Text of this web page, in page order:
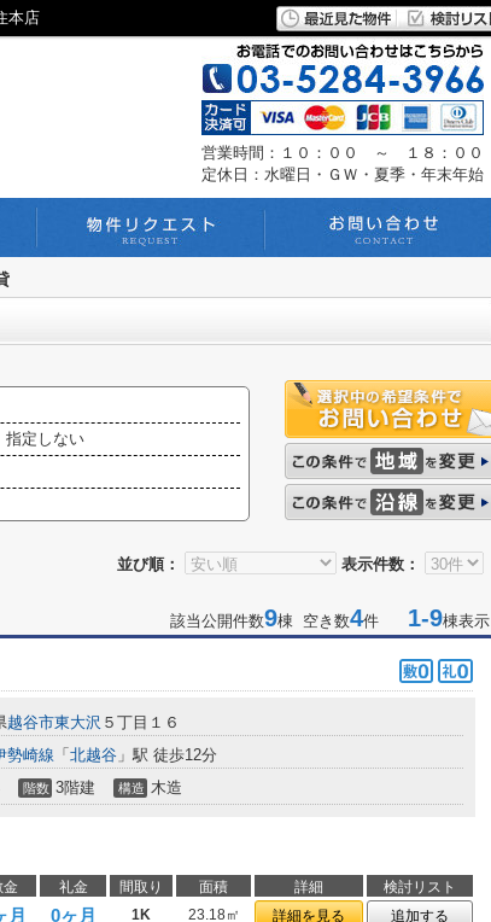
本店
営業時間：１０：００ ～ １８：００
定休日：水曜日・ＧＷ・夏季・年末年始
指定しない
並び順： 表示件数：
該当公開件数9棟 空き数4件 1-9棟表示
越谷市東大沢 ５丁目１６
勢崎線 「 北越谷 」駅 徒歩12分
階数 3階建 構造 木造
金 礼金 間取り 面積 詳細
検討リスト
月 0ヶ月 1K 23.18㎡ 詳細を見る 追加する